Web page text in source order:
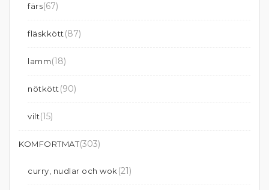
färs(67)
fläskkött(87)
lamm(18)
nötkött(90)
vilt(15)
KOMFORTMAT(303)
curry, nudlar och wok(21)